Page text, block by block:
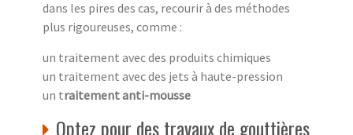
dans les pires des cas, recourir à des méthodes
plus rigoureuses, comme :
un traitement avec des produits chimiques
un traitement avec des jets à haute-pression
un traitement anti-mousse
Optez pour des travaux de gouttières